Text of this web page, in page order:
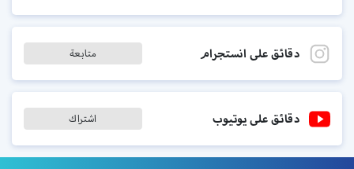
دقائق على انستجرام متابعة
دقائق على يوتيوب اشتراك